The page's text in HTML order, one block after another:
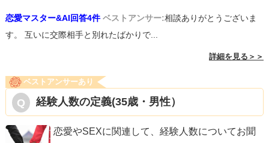
恋愛マスター&AI回答4件 ベストアンサー:相談ありがとうございま
す。 互いに交際相手と別れたばかりで...
詳細を見る＞＞
ベストアンサーあり
経験人数の定義(35歳・男性）
恋愛やSEXに関連して、経験人数についてお聞